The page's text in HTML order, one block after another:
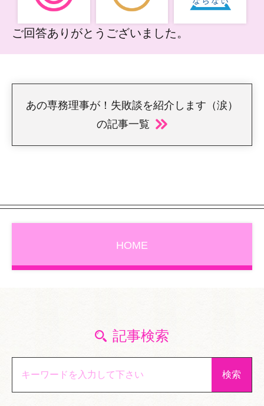
ご回答ありがとうございました。
あの専務理事が！失敗談を紹介します（涙）
の記事一覧
HOME
記事検索